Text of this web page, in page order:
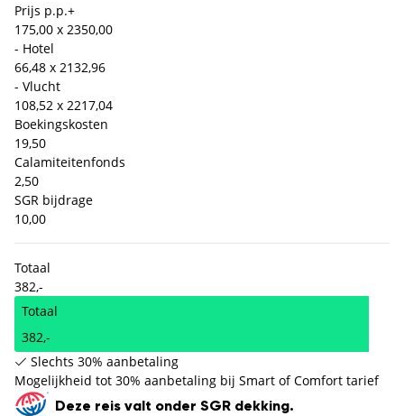
Prijs p.p.+
175,00 x 2350,00
- Hotel
66,48 x 2132,96
- Vlucht
108,52 x 2217,04
Boekingskosten
19,50
Calamiteitenfonds
2,50
SGR bijdrage
10,00
Totaal
382,-
Totaal
382,-
Slechts 30% aanbetaling
Mogelijkheid tot 30% aanbetaling bij Smart of Comfort tarief
Deze reis valt onder SGR dekking.